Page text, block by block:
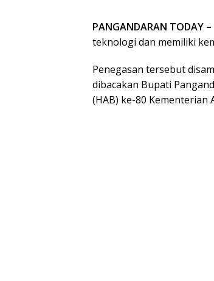
PANGANDARAN TODAY –
teknologi dan memiliki
Penegasan tersebut
dibacakan Bupati
(HAB) ke-80 Kementerian